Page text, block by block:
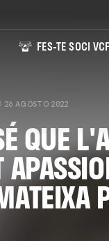
FES-TE SOCI VCF
26 AGOSTO 2022
QUE